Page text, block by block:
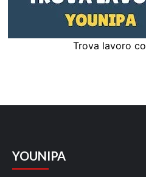
Trova lavoro
YOUNIPA